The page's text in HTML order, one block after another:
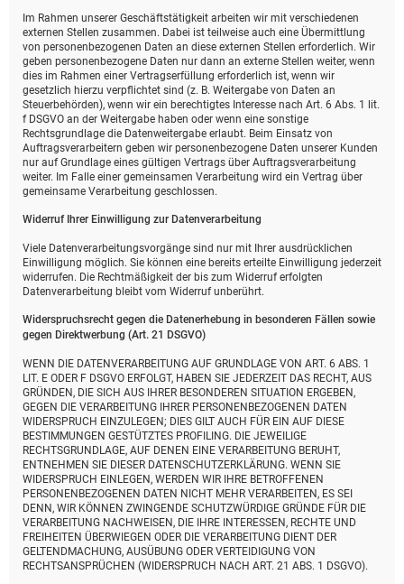
Im Rahmen unserer Geschäftstätigkeit arbeiten wir mit verschiedenen
externen Stellen zusammen. Dabei ist teilweise auch eine Übermittlung
von personenbezogenen Daten an diese externen Stellen erforderlich. Wir
geben personenbezogene Daten nur dann an externe Stellen weiter, wenn
dies im Rahmen einer Vertragserfüllung erforderlich ist, wenn wir
gesetzlich hierzu verpflichtet sind (z. B. Weitergabe von Daten an
Steuerbehörden), wenn wir ein berechtigtes Interesse nach Art. 6 Abs. 1 lit.
f DSGVO an der Weitergabe haben oder wenn eine sonstige
Rechtsgrundlage die Datenweitergabe erlaubt. Beim Einsatz von
Auftragsverarbeitern geben wir personenbezogene Daten unserer Kunden
nur auf Grundlage eines gültigen Vertrags über Auftragsverarbeitung
weiter. Im Falle einer gemeinsamen Verarbeitung wird ein Vertrag über
gemeinsame Verarbeitung geschlossen.
Widerruf Ihrer Einwilligung zur Datenverarbeitung
Viele Datenverarbeitungsvorgänge sind nur mit Ihrer ausdrücklichen
Einwilligung möglich. Sie können eine bereits erteilte Einwilligung jederzeit
widerrufen. Die Rechtmäßigkeit der bis zum Widerruf erfolgten
Datenverarbeitung bleibt vom Widerruf unberührt.
Widerspruchsrecht gegen die Datenerhebung in besonderen Fällen sowie
gegen Direktwerbung (Art. 21 DSGVO)
WENN DIE DATENVERARBEITUNG AUF GRUNDLAGE VON ART. 6 ABS. 1
LIT. E ODER F DSGVO ERFOLGT, HABEN SIE JEDERZEIT DAS RECHT, AUS
GRÜNDEN, DIE SICH AUS IHRER BESONDEREN SITUATION ERGEBEN,
GEGEN DIE VERARBEITUNG IHRER PERSONENBEZOGENEN DATEN
WIDERSPRUCH EINZULEGEN; DIES GILT AUCH FÜR EIN AUF DIESE
BESTIMMUNGEN GESTÜTZTES PROFILING. DIE JEWEILIGE
RECHTSGRUNDLAGE, AUF DENEN EINE VERARBEITUNG BERUHT,
ENTNEHMEN SIE DIESER DATENSCHUTZERKLÄRUNG. WENN SIE
WIDERSPRUCH EINLEGEN, WERDEN WIR IHRE BETROFFENEN
PERSONENBEZOGENEN DATEN NICHT MEHR VERARBEITEN, ES SEI
DENN, WIR KÖNNEN ZWINGENDE SCHUTZWÜRDIGE GRÜNDE FÜR DIE
VERARBEITUNG NACHWEISEN, DIE IHRE INTERESSEN, RECHTE UND
FREIHEITEN ÜBERWIEGEN ODER DIE VERARBEITUNG DIENT DER
GELTENDMACHUNG, AUSÜBUNG ODER VERTEIDIGUNG VON
RECHTSANSPRÜCHEN (WIDERSPRUCH NACH ART. 21 ABS. 1 DSGVO).